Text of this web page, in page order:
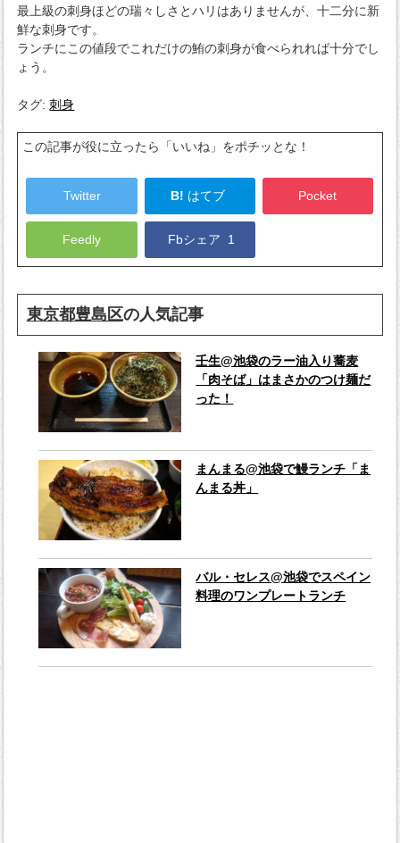
最上級の刺身ほどの瑞々しさとハリはありませんが、十二分に新
鮮な刺身です。
ランチにこの値段でこれだけの鮪の刺身が食べられれば十分でし
ょう。
タグ:刺身
この記事が役に立ったら「いいね」をポチッとな！
Twitter B! はてブ Pocket
Feedly Fbシェア 1
東京都豊島区の人気記事
壬生@池袋のラー油入り蕎麦
「肉そば」はまさかのつけ麺だ
った！
まんまる@池袋で鰻ランチ「ま
んまる丼」
バル・セレス@池袋でスペイン
料理のワンプレートランチ